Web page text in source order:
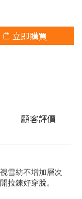
立即購買
顧客評價
雪紡不增加層次
拉鍊好穿脫。